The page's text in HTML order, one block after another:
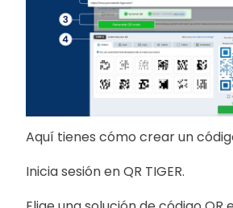
Aquí tienes cómo crear un
Inicia sesión en QR TIGER.